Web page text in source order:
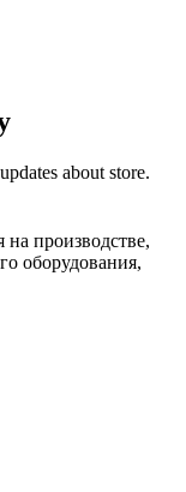
about store.
производстве,
оборудования,